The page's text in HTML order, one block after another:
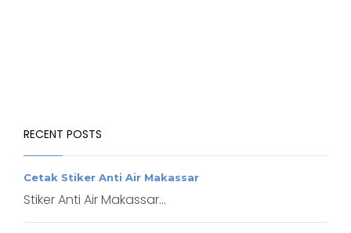
RECENT POSTS
Cetak Stiker Anti Air Makassar
Stiker Anti Air Makassar...